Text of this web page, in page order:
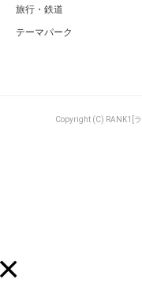
旅行・鉄道
テーマパーク
Copyright (C) RANK1[